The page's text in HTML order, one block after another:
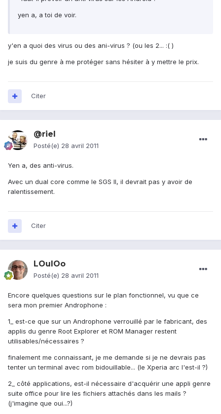
yen a, a toi de voir.
y'en a quoi des virus ou des ani-virus ? (ou les 2... :( )
je suis du genre à me protéger sans hésiter à y mettre le prix.
Citer
@riel
Posté(e) 28 avril 2011
Yen a, des anti-virus.
Avec un dual core comme le SGS II, il devrait pas y avoir de
ralentissement.
Citer
LOulOo
Posté(e) 28 avril 2011
Encore quelques questions sur le plan fonctionnel, vu que ce
sera mon premier Androphone :
1_ est-ce que sur un Androphone verrouillé par le fabricant, des
applis du genre Root Explorer et ROM Manager restent
utilisables/nécessaires ?
finalement me connaissant, je me demande si je ne devrais pas
tenter un terminal avec rom bidouillable... (le Xperia arc l'est-il ?)
2_ côté applications, est-il nécessaire d'acquérir une appli genre
suite office pour lire les fichiers attachés dans les mails ?
(j'imagine que oui...?)